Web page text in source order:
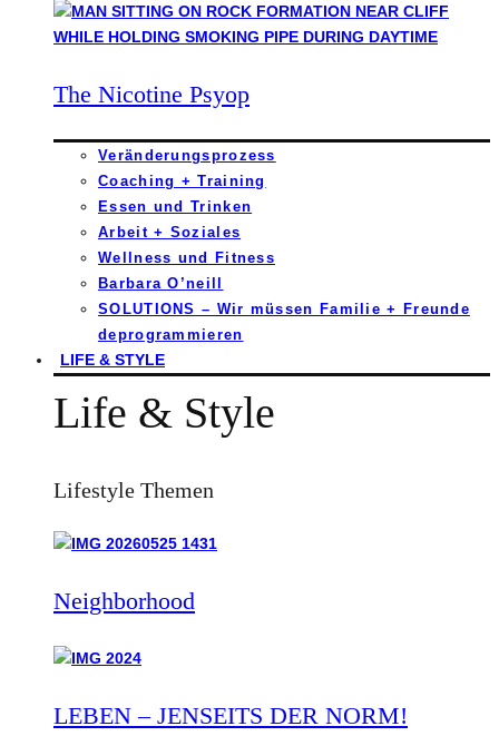
The Nicotine Psyop
Veränderungsprozess
Coaching + Training
Essen und Trinken
Arbeit + Soziales
Wellness und Fitness
Barbara O’neill
SOLUTIONS – Wir müssen Familie + Freunde
deprogrammieren
LIFE & STYLE
Life & Style
Lifestyle Themen
Neighborhood
LEBEN – JENSEITS DER NORM!